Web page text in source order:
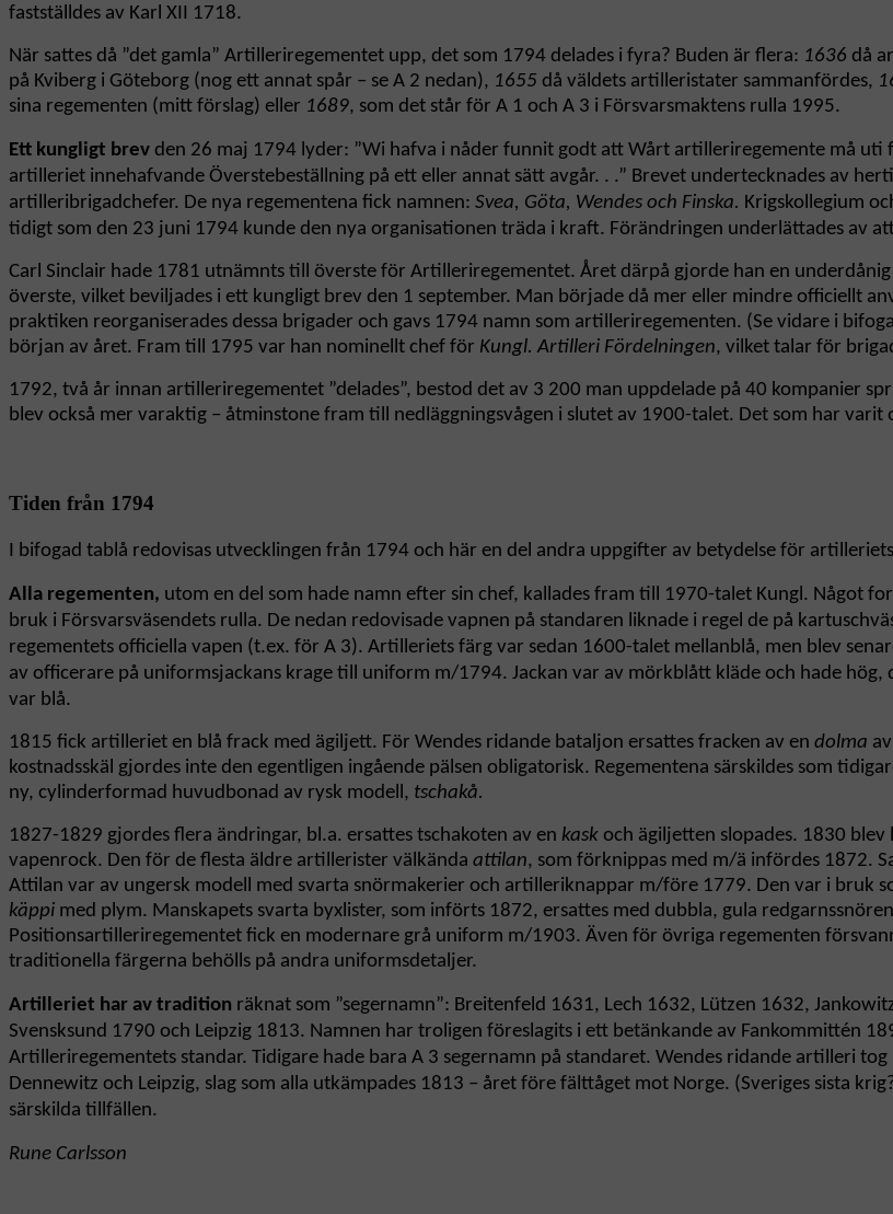
fastställdes av Karl XII 1718.
När sattes då ”det gamla” Artilleriregementet upp, det som 1794 delades i fyra? Buden är flera: 1636 då
på Kviberg i Göteborg (nog ett annat spår – se A 2 nedan), 1655 då väldets artilleristater sammanfördes,
sina regementen (mitt förslag) eller 1689, som det står för A 1 och A 3 i Försvarsmaktens rulla 1995.
Ett kungligt brev den 26 maj 1794 lyder: ”Wi hafva i nåder funnit godt att Wårt artilleriregemente må
artilleriet innehafvande Överstebeställning på ett eller annat sätt avgår. . .” Brevet undertecknades av
artilleribrigadchefer. De nya regementena fick namnen: Svea, Göta, Wendes och Finska. Krigskollegium
tidigt som den 23 juni 1794 kunde den nya organisationen träda i kraft. Förändringen underlättades av
Carl Sinclair hade 1781 utnämnts till överste för Artilleriregementet. Året därpå gjorde han en
överste, vilket beviljades i ett kungligt brev den 1 september. Man började då mer eller mindre officiellt
praktiken reorganiserades dessa brigader och gavs 1794 namn som artilleriregementen. (Se vidare i
början av året. Fram till 1795 var han nominellt chef för Kungl. Artilleri Fördelningen, vilket talar för
1792, två år innan artilleriregementet ”delades”, bestod det av 3 200 man uppdelade på 40 kompanier
blev också mer varaktig – åtminstone fram till nedläggningsvågen i slutet av 1900-talet. Det som har varit
Tiden från 1794
I bifogad tablå redovisas utvecklingen från 1794 och här en del andra uppgifter av betydelse för
Alla regementen, utom en del som hade namn efter sin chef, kallades fram till 1970-talet Kungl. Något
bruk i Försvarsväsendets rulla. De nedan redovisade vapnen på standaren liknade i regel de på
regementets officiella vapen (t.ex. för A 3). Artilleriets färg var sedan 1600-talet mellanblå, men blev
av officerare på uniformsjackans krage till uniform m/1794. Jackan var av mörkblått kläde och hade
var blå.
1815 fick artilleriet en blå frack med ägiljett. För Wendes ridande bataljon ersattes fracken av en dolma
kostnadsskäl gjordes inte den egentligen ingående pälsen obligatorisk. Regementena särskildes som
ny, cylinderformad huvudbonad av rysk modell, tschakå.
1827-1829 gjordes flera ändringar, bl.a. ersattes tschakoten av en kask och ägiljetten slopades. 1830
vapenrock. Den för de flesta äldre artillerister välkända attilan, som förknippas med m/ä infördes 1872.
Attilan var av ungersk modell med svarta snörmakerier och artilleriknappar m/före 1779. Den var i bruk
käppi med plym. Manskapets svarta byxlister, som införts 1872, ersattes med dubbla, gula
Positionsartilleriregementet fick en modernare grå uniform m/1903. Även för övriga regementen
traditionella färgerna behölls på andra uniformsdetaljer.
Artilleriet har av tradition räknat som ”segernamn”: Breitenfeld 1631, Lech 1632, Lützen 1632,
Svensksund 1790 och Leipzig 1813. Namnen har troligen föreslagits i ett betänkande av Fankommittén
Artilleriregementets standar. Tidigare hade bara A 3 segernamn på standaret. Wendes ridande artilleri
Dennewitz och Leipzig, slag som alla utkämpades 1813 – året före fälttåget mot Norge. (Sveriges sista
särskilda tillfällen.
Rune Carlsson